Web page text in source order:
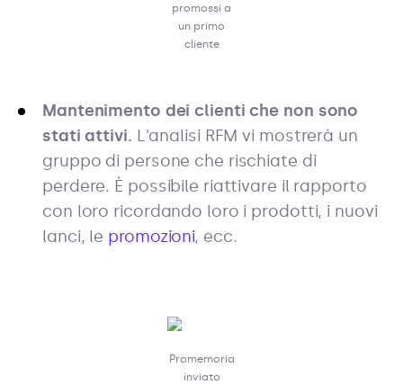
promossi a
un primo
cliente
Mantenimento dei clienti che non sono
stati attivi. L'analisi RFM vi mostrerà un
gruppo di persone che rischiate di
perdere. È possibile riattivare il rapporto
con loro ricordando loro i prodotti, i nuovi
lanci, le promozioni, ecc.
Promemoria
inviato